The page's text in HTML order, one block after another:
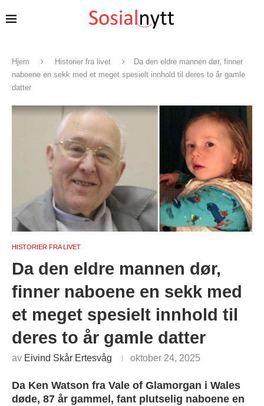
Hjem Historier fra livet
Da den eldre mannen dør, finner
naboene en sekk med et meget spesielt innhold til deres to år gamle
datter
HISTORIER FRA LIVET
Da den eldre mannen dør,
finner naboene en sekk med
et meget spesielt innhold til
deres to år gamle datter
av Eivind Skår Ertesvåg oktober 24, 2025
Da Ken Watson fra Vale of Glamorgan i Wales
døde, 87 år gammel, fant plutselig naboene en